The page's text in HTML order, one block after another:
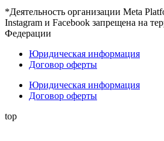
*Деятельность организации Meta
Instagram и Facebook запрещена на
Федерации
Юридическая информация
Договор оферты
Юридическая информация
Договор оферты
top